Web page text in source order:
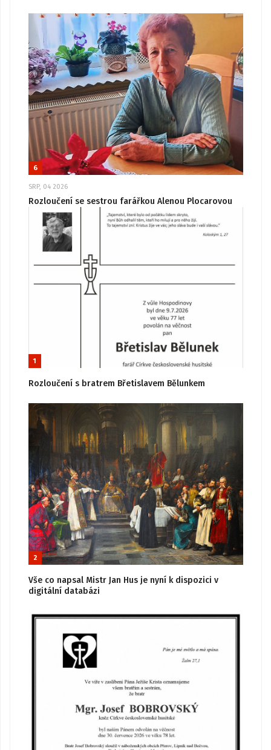
6
SRP, 04 2026
Rozloučení se sestrou farářkou Alenou Plocarovou
1
Rozloučení s bratrem Břetislavem Bělunkem
2
Vše co napsal Mistr Jan Hus je nyní k dispozici v
digitální databázi